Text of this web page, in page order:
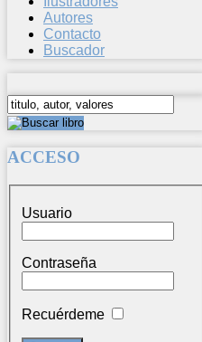
Autores
Contacto
Buscador
ACCESO
Usuario
Contraseña
Recuérdeme